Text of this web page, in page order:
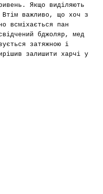
Якщо виділяють
важливо, що хоч з
всміхається пан
бджоляр, мед
затяжною і
залишити харчі у